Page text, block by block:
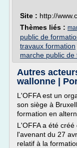
Site : http://
Thèmes liés :
public de
travaux formation
marche public de
Autres
wallonne |
L'OFFA est un
son siège à
formation en
L'OFFA a été
l'avenant du 27
relatif à la